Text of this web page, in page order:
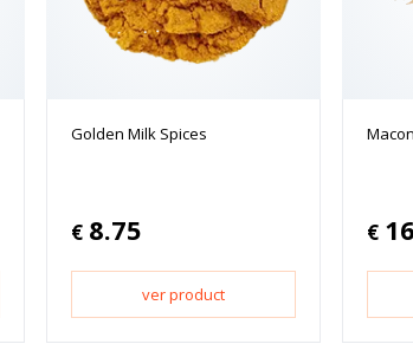
Golden Milk Spices
€ 8.75
ver product
€